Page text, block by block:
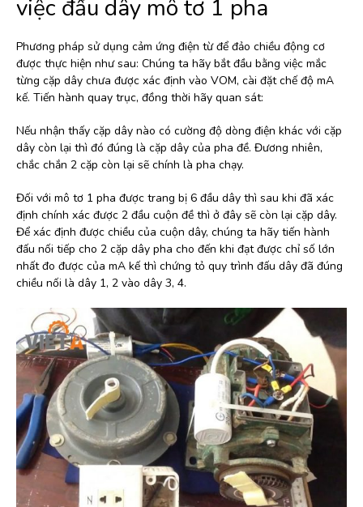
việc đấu dây mô tơ 1 pha
Phương pháp sử dụng cảm ứng điện từ để đảo chiều động cơ
được thực hiện như sau: Chúng ta hãy bắt đầu bằng việc mắc
từng cặp dây chưa được xác định vào VOM, cài đặt chế độ mA
kế. Tiến hành quay trục, đồng thời hãy quan sát:
Nếu nhận thấy cặp dây nào có cường độ dòng điện khác với cặp
dây còn lại thì đó đúng là cặp dây của pha đề. Đương nhiên,
chắc chắn 2 cặp còn lại sẽ chính là pha chạy.
Đối với mô tơ 1 pha được trang bị 6 đầu dây thì sau khi đã xác
định chính xác được 2 đầu cuộn đề thì ở đây sẽ còn lại cặp dây.
Để xác định được chiều của cuộn dây, chúng ta hãy tiến hành
đấu nối tiếp cho 2 cặp dây pha cho đến khi đạt được chỉ số lớn
nhất đo được của mA kế thì chứng tỏ quy trình đấu dây đã đúng
chiều nối là dây 1, 2 vào dây 3, 4.